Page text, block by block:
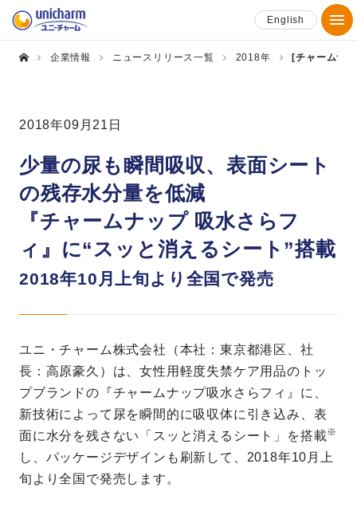
English
企業情報 ニュースリリース一覧 2018年 [チャームナ
2018年09月21日
少量の尿も瞬間吸収、表面シート
の残存水分量を低減
『チャームナップ 吸水さらフ
ィ』に“スッと消えるシート”搭載
2018年10月上旬より全国で発売
ユニ・チャーム株式会社（本社：東京都港区、社
長：高原豪久）は、女性用軽度失禁ケア用品のトッ
プブランドの『チャームナップ吸水さらフィ』に、
新技術によって尿を瞬間的に吸収体に引き込み、表
面に水分を残さない「スッと消えるシート」を搭載※
し、パッケージデザインも刷新して、2018年10月上
旬より全国で発売します。